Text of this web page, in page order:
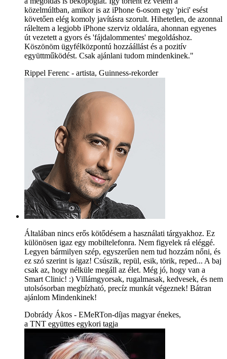
közelmúltban, amikor is az iPhone 6-osom egy 'pici' esést
követően elég komoly javításra szorult. Hihetetlen, de azonnal
ráleltem a legjobb iPhone szerviz oldalára, ahonnan egyenes
út vezetett a gyors és 'fájdalommentes' megoldáshoz.
Köszönöm ügyfélközpontú hozzáállást és a pozitív
együttműködést. Csak ajánlani tudom mindenkinek."
Rippel Ferenc - artista, Guinness-rekorder
Általában nincs erős kötődésem a használati tárgyakhoz. Ez
különösen igaz egy mobiltelefonra. Nem figyelek rá eléggé.
Legyen bármilyen szép, egyszerűen nem tud hozzám nőni, és
ez szó szerint is igaz! Csúszik, repül, esik, törik, reped... A baj
csak az, hogy nélküle megáll az élet. Még jó, hogy van a
Smart Clinic! :) Villámgyorsak, rugalmasak, kedvesek, és nem
utolsósorban megbízható, precíz munkát végeznek! Bátran
ajánlom Mindenkinek!
Dobrády Ákos - EMeRTon-díjas magyar énekes,
a TNT együttes egykori tagja